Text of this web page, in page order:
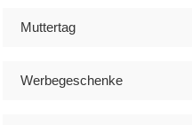
Muttertag
Werbegeschenke